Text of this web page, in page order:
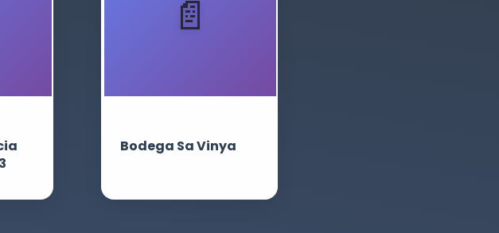
Bodega Sa Vinya